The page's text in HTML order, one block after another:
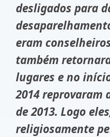
desligados para
eram
também
lugares e no
2014 reprovaram
de 2013. Logo
religiosamente